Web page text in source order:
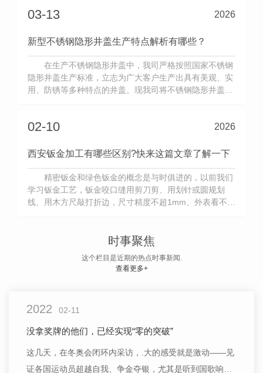
03-13 2026
新型不锈钢隐形井盖生产特点解析有哪些？
在生产不锈钢隐形井盖中，我司严格按照国家不锈钢
隐形井盖生产标准，立志为广大客户生产出具有美观、实
用、防锈等多种特点的井盖。现我司将不锈钢隐形井盖生
并采用 的不锈钢板材做井盖的生产原材料，既 了不锈钢
02-10 2026
西安钣金加工有哪些区别?快来这篇文章了解一下
精密钣金和绿色钣金的概念是与时俱进的，以前我们
学习钣金工艺，钣金咬口缝用剪刀剪、用划针或圆规划
线、用木方尺敲打折边，尺寸精度不超1mm、外表看不到
质量均匀一致，外观非常漂亮。再后来出现了数控剪板机
时事聚焦
这个栏目是近期的热点时事新闻.
查看更多+
2022 02-11
没拿奖牌的他们，已经实现“零的突破”
这几天，在冬奥会闭环内采访，.大的感受就是激动——见
证各国运动员超越自我、争金夺银，尤其是听到国歌响